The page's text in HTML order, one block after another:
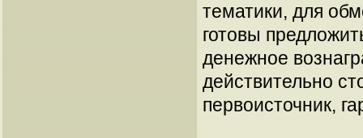
тематики, для
готовы
денежное
действительно
первоисточник,